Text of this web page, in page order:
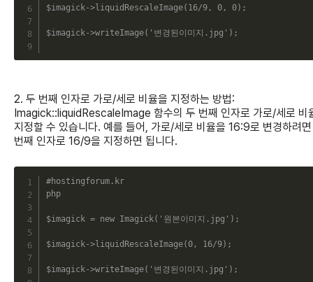
$imagick->liquidRescaleImage( 16/9, 0, 0) ;
$imagick->writeImage( '변경된이미지.jpg' ) ;
2. 두 번째 인자로 가로/세로 비율을 지정하는 방법:
Imagick::liquidRescaleImage 함수의 두 번째 인자로 가로/세로 비
지정할 수 있습니다. 예를 들어, 가로/세로 비율을 16:9로 변경하려
번째 인자로 16/9을 지정하면 됩니다.
#hostingforum.kr
php
$imagick = new Imagick( '원본이미지.jpg' ) ;
$imagick->liquidRescaleImage(0, 16/9) ;
$imagick->writeImage( '변경된이미지.jpg' ) ;